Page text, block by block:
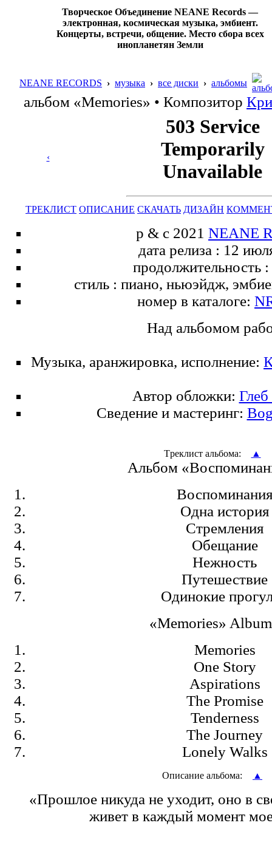
Творческое Объединение NEANE Records —
электронная, космическая музыка, эмбиент.
Концерты, встречи, общение. Место сбора всех
инопланетян Земли
NEANE RECORDS › музыка › все диски › альбомы
альбом «Memories» • Композитор
‹
ТРЕКЛИСТ ОПИСАНИЕ СКАЧАТЬ ДИЗАЙН
p & c 2021 NEANE
дата релиза : 12
продолжительность
стиль : пиано, ньюэйдж,
номер в каталоге:
Над альбомом
Музыка, аранжировка, исполнение:
Автор обложки:
Сведение и мастеринг:
Tреклист альбома: ▲
Альбом
Одна история
Стремления
Обещание
Нежность
Путешествие
Одинокие
«Memories»
Memories
One Story
Aspirations
The Promise
Tenderness
The Journey
Lonely Walks
Описание альбома: ▲
«Прошлое никуда не уходит, оно в
живет в каждый момент